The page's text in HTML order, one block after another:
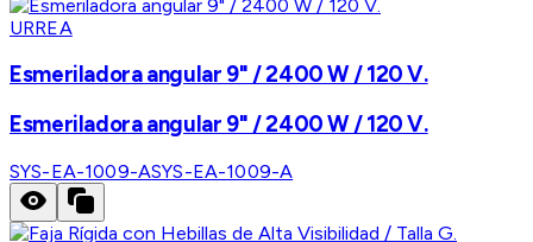
URREA
Esmeriladora angular 9" / 2400 W / 120 V.
Esmeriladora angular 9" / 2400 W / 120 V.
SYS-EA-1009-ASYS-EA-1009-A